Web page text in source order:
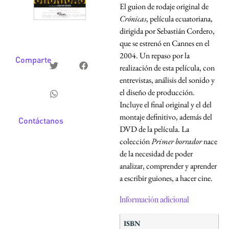
Comparte
Contáctanos
El guion de rodaje original de
Crónicas, película ecuatoriana,
dirigida por Sebastián Cordero,
que se estrenó en Cannes en el
2004. Un repaso por la
realización de esta película, con
entrevistas, análisis del sonido y
el diseño de producción.
Incluye el final original y el del
montaje definitivo, además del
DVD de la película. La
colecciónPrimer borradornace
de la necesidad de poder
analizar, comprender y aprender
a escribir guiones, a hacer cine.
Información adicional
ISBN